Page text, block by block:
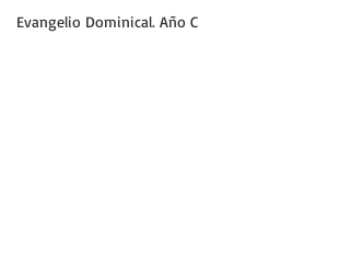
Evangelio Dominical. Año C